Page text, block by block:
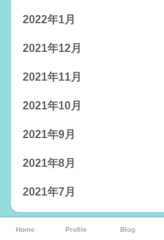
2022年1月
2021年12月
2021年11月
2021年10月
2021年9月
2021年8月
2021年7月
Home Profile Blog